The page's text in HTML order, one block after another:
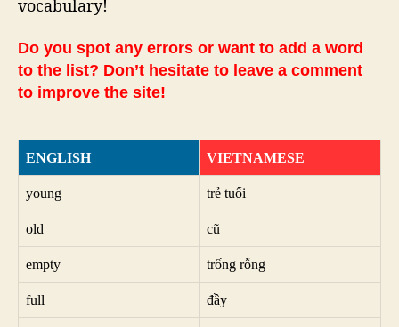
vocabulary!
Do you spot any errors or want to add a word
to the list? Don’t hesitate to leave a comment
to improve the site!
ENGLISH VIETNAMESE
young trẻ tuổi
old cũ
empty trống rỗng
full đầy